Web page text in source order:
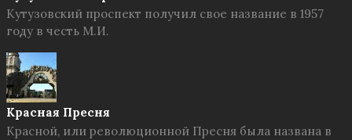
Кутузовский проспект получил свое название в 1957
году в честь М.И.
Красная Пресня
Красной, или революционной Пресня была названа в